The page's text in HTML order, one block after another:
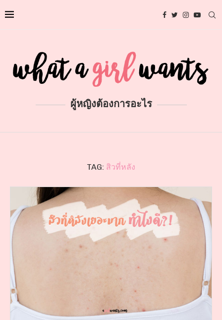
ผู้หญิงต้องการอะไร
TAG: สิวที่หลัง